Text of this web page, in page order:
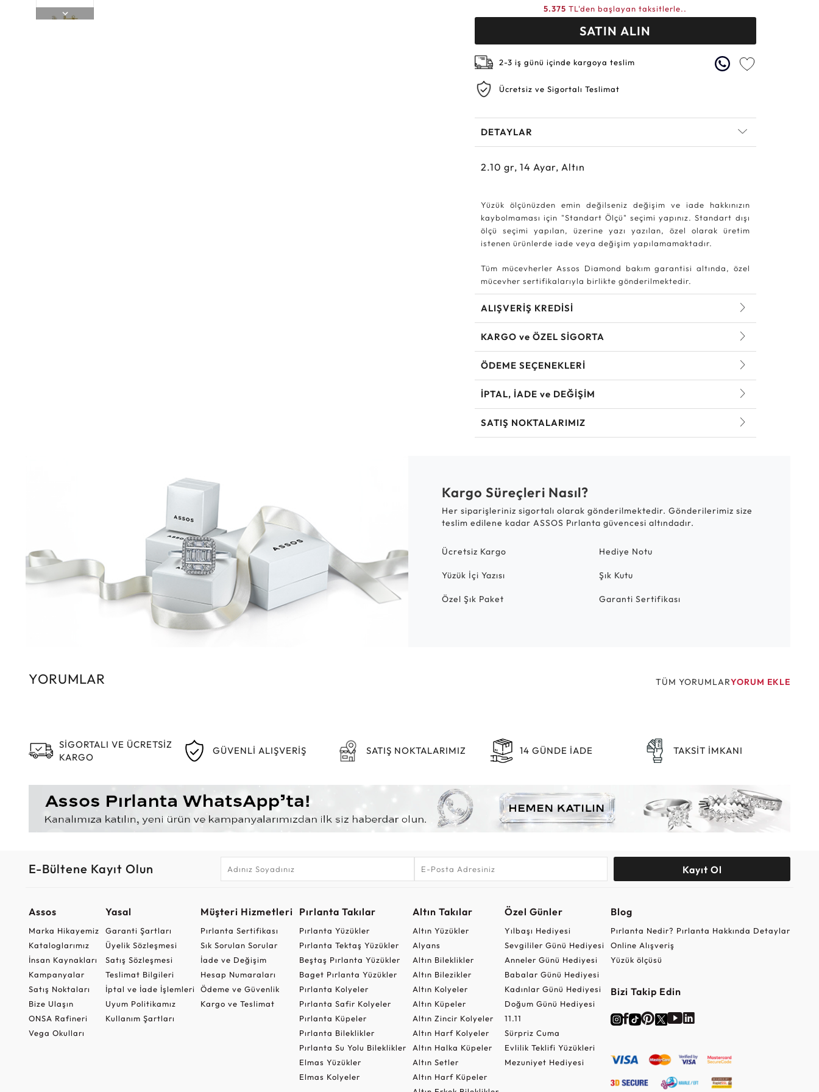
5.375 TL'den başlayan taksitlerle..
SATIN ALIN
2-3 iş günü içinde kargoya teslim
Ücretsiz ve Sigortalı Teslimat
DETAYLAR
2.10gr,14Ayar, Altın
Yüzük ölçünüzden emin değilseniz değişim ve iade hakkınızın
kaybolmaması için "Standart Ölçü" seçimi yapınız. Standart dışı
ölçü seçimi yapılan, üzerine yazı yazılan, özel olarak üretim
istenen ürünlerde iade veya değişim yapılamamaktadır.
Tüm mücevherler Assos Diamond bakım garantisi altında, özel
mücevher sertifikalarıyla birlikte gönderilmektedir.
ALIŞVERİŞ KREDİSİ
KARGO ve ÖZEL SİGORTA
ÖDEME SEÇENEKLERİ
İPTAL, İADE ve DEĞİŞİM
SATIŞ NOKTALARIMIZ
Kargo Süreçleri Nasıl?
Her siparişleriniz sigortalı olarak gönderilmektedir. Gönderilerimiz size
teslim edilene kadar ASSOS Pırlanta güvencesi altındadır.
Ücretsiz Kargo Hediye Notu
Yüzük İçi Yazısı Şık Kutu
Özel Şık Paket Garanti Sertifikası
YORUMLAR TÜM YORUMLARYORUM EKLE
SİGORTALI VE ÜCRETSİZ
KARGO
GÜVENLİ ALIŞVERİŞ SATIŞ NOKTALARIMIZ 14 GÜNDE İADE TAKSİT İMKANI
E-Bültene Kayıt Olun Kayıt Ol
Assos
Marka Hikayemiz
Kataloglarımız
İnsan Kaynakları
Kampanyalar
Satış Noktaları
Bize Ulaşın
ONSA Rafineri
Vega Okulları
Yasal
Garanti Şartları
Üyelik Sözleşmesi
Satış Sözleşmesi
Teslimat Bilgileri
İptal ve İade İşlemleri
Uyum Politikamız
Kullanım Şartları
Müşteri Hizmetleri
Pırlanta Sertifikası
Sık Sorulan Sorular
İade ve Değişim
Hesap Numaraları
Ödeme ve Güvenlik
Kargo ve Teslimat
Pırlanta Takılar
Pırlanta Yüzükler
Pırlanta Tektaş Yüzükler
Beştaş Pırlanta Yüzükler
Baget Pırlanta Yüzükler
Pırlanta Kolyeler
Pırlanta Safir Kolyeler
Pırlanta Küpeler
Pırlanta Bileklikler
Pırlanta Su Yolu Bileklikler
Elmas Yüzükler
Elmas Kolyeler
Altın Takılar
Altın Yüzükler
Alyans
Altın Bileklikler
Altın Bilezikler
Altın Kolyeler
Altın Küpeler
Altın Zincir Kolyeler
Altın Harf Kolyeler
Altın Halka Küpeler
Altın Setler
Altın Harf Küpeler
Özel Günler
Yılbaşı Hediyesi
Sevgililer Günü Hediyesi
Anneler Günü Hediyesi
Babalar Günü Hediyesi
Kadınlar Günü Hediyesi
Doğum Günü Hediyesi
11.11
Sürpriz Cuma
Evlilik Teklifi Yüzükleri
Mezuniyet Hediyesi
Blog
Pırlanta Nedir? Pırlanta Hakkında Detaylar
Online Alışveriş
Yüzük ölçüsü
Bizi Takip Edin